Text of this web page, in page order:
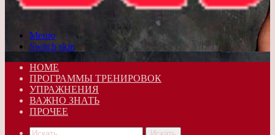
Меню
Switch skin
HOME
ПРОГРАММЫ ТРЕНИРОВОК
УПРАЖНЕНИЯ
ВАЖНО ЗНАТЬ
ПРОЧЕЕ